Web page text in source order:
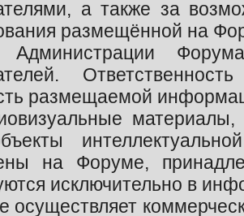
а также за
размещённой на
Администрации
размещаемой
на Форуме,
исключительно в
осуществляет